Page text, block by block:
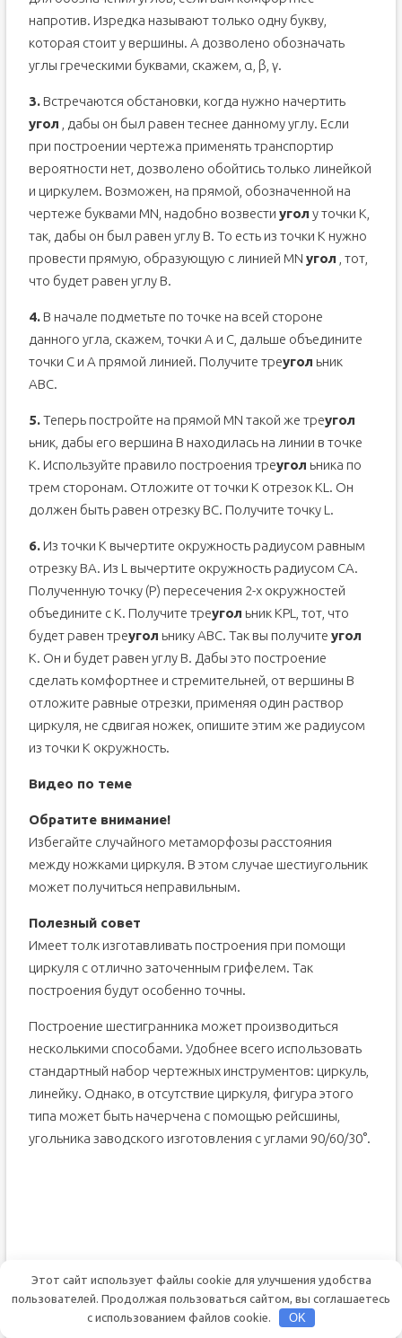
напротив. Изредка называют только одну букву,
которая стоит у вершины. А дозволено обозначать
углы греческими буквами, скажем, α, β, γ.
3.Встречаются обстановки, когда нужно начертить
угол , дабы он был равен теснее данному углу. Если
при построении чертежа применять транспортир
вероятности нет, дозволено обойтись только линейкой
и циркулем. Возможен, на прямой, обозначенной на
чертеже буквами MN, надобно возвести угол у точки К,
так, дабы он был равен углу В. То есть из точки K нужно
провести прямую, образующую с линией MN угол , тот,
что будет равен углу В.
4.В начале подметьте по точке на всей стороне
данного угла, скажем, точки А и С, дальше объедините
точки С и А прямой линией. Получите треугол ьник
АВС.
5.Теперь постройте на прямой MN такой же треугол
ьник, дабы его вершина В находилась на линии в точке
К. Используйте правило построения треугол ьника по
трем сторонам. Отложите от точки К отрезок KL. Он
должен быть равен отрезку ВС. Получите точку L.
6.Из точки K вычертите окружность радиусом равным
отрезку ВА. Из L вычертите окружность радиусом СА.
Полученную точку (Р) пересечения 2-х окружностей
объедините с К. Получите треугол ьник КPL, тот, что
будет равен треугол ьнику ABC. Так вы получите угол
К. Он и будет равен углу В. Дабы это построение
сделать комфортнее и стремительней, от вершины В
отложите равные отрезки, применяя один раствор
циркуля, не сдвигая ножек, опишите этим же радиусом
из точки К окружность.
Видео по теме
Обратите внимание!
Избегайте случайного метаморфозы расстояния
между ножками циркуля. В этом случае шестиугольник
может получиться неправильным.
Полезный совет
Имеет толк изготавливать построения при помощи
циркуля с отлично заточенным грифелем. Так
построения будут особенно точны.
Построение шестигранника может производиться
несколькими способами. Удобнее всего использовать
стандартный набор чертежных инструментов: циркуль,
линейку. Однако, в отсутствие циркуля, фигура этого
типа может быть начерчена с помощью рейсшины,
угольника заводского изготовления с углами 90/60/30°.
Этот сайт использует файлы cookie для улучшения удобства
пользователей. Продолжая пользоваться сайтом, вы соглашаетесь
с использованием файлов cookie.
OK